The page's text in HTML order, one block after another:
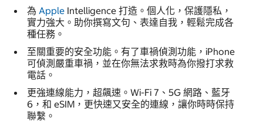
為 Apple Intelligence 打造。個人化，保護隱私，
實力強大。助你撰寫文句、表達自我，輕鬆完成各
種任務。
至關重要的安全功能。有了車禍偵測功能，iPhone
可偵測嚴重車禍，並在你無法求救時為你撥打求救
電話。
更強連線能力，超飆速。Wi-Fi 7、5G 網路、藍牙
6，和 eSIM，更快速又安全的連線，讓你時時保持
聯繫。